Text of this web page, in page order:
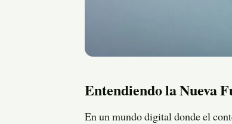
Entendiendo la Nueva
En un mundo digital donde el